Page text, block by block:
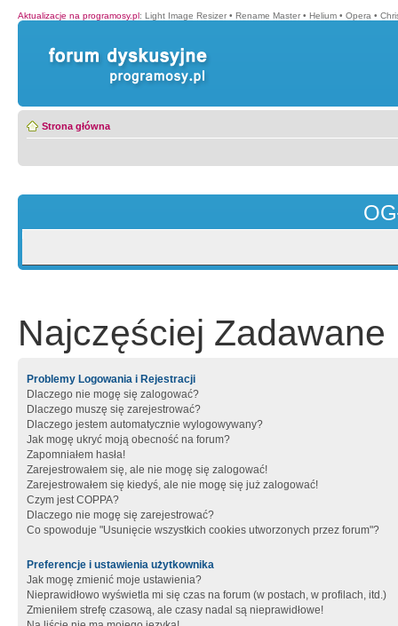
Aktualizacje na programosy.pl: Light Image Resizer • Rename Master • Helium • Opera •
Strona główna
Najczęściej Zadawane
Problemy Logowania i Rejestracji
Dlaczego nie mogę się zalogować?
Dlaczego muszę się zarejestrować?
Dlaczego jestem automatycznie wylogowywany?
Jak mogę ukryć moją obecność na forum?
Zapomniałem hasła!
Zarejestrowałem się, ale nie mogę się zalogować!
Zarejestrowałem się kiedyś, ale nie mogę się już zalogować!
Czym jest COPPA?
Dlaczego nie mogę się zarejestrować?
Co spowoduje "Usunięcie wszystkich cookies utworzonych przez forum"?
Preferencje i ustawienia użytkownika
Jak mogę zmienić moje ustawienia?
Nieprawidłowo wyświetla mi się czas na forum (w postach, w profilach, itd.)
Zmieniłem strefę czasową, ale czasy nadal są nieprawidłowe!